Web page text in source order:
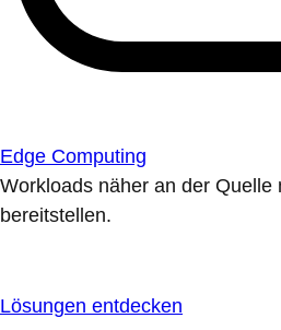
Edge Computing
Workloads näher an der Quelle
bereitstellen.
Lösungen entdecken